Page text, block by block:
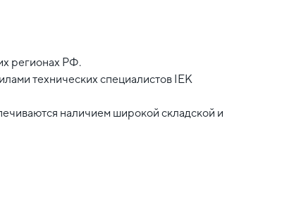
регионах РФ.
технических специалистов IEK
наличием широкой складской и